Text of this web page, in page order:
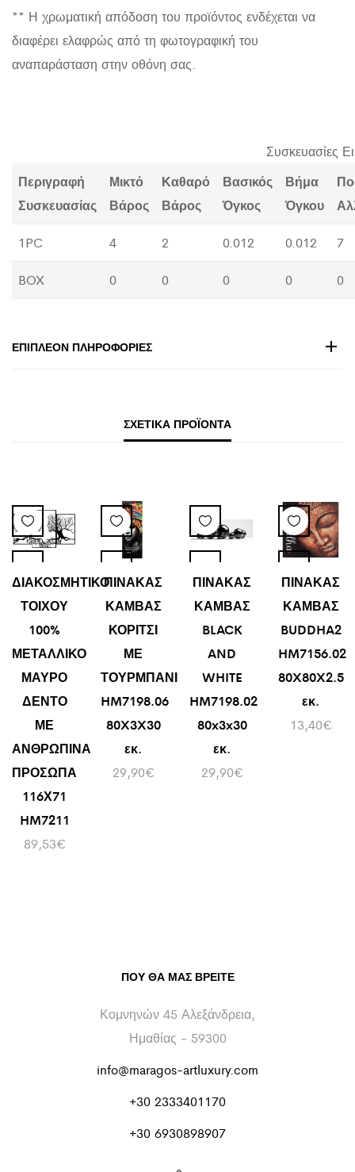
** Η χρωματική απόδοση του προϊόντος ενδέχεται να
διαφέρει ελαφρώς από τη φωτογραφική του
αναπαράσταση στην οθόνη σας.
Συσκευασίες
Περιγραφή
Συσκευασίας
Μικτό
Βάρος
Καθαρό
Βάρος
Βασικός
Όγκος
Βήμα
Όγκου
1PC 4 2 0.012 0.012 7
BOX 0 0 0 0 0
ΕΠΙΠΛΈΟΝ ΠΛΗΡΟΦΟΡΊΕΣ
ΣΧΕΤΙΚΆ ΠΡΟΪΌΝΤΑ
ΔΙΑΚΟΣΜΗΤΙΚΟ
ΤΟΙΧΟΥ
100%
ΜΕΤΑΛΛΙΚΟ
ΜΑΥΡΟ
ΔΕΝΤΟ
ΜΕ
ΑΝΘΡΩΠΙΝΑ
ΠΡΟΣΩΠΑ
116Χ71
HM7211
89,53€
ΠΙΝΑΚΑΣ
ΚΑΜΒΑΣ
ΚΟΡΙΤΣΙ
ΜΕ
ΤΟΥΡΜΠΑΝΙ
HM7198.06
80X3X30
εκ.
29,90€
ΠΙΝΑΚΑΣ
ΚΑΜΒΑΣ
BLACK
AND
WHITE
HM7198.02
80x3x30
εκ.
29,90€
ΠΙΝΑΚΑΣ
ΚΑΜΒΑΣ
BUDDHA2
HM7156.02
80X80X2.5
εκ.
13,40€
ΠΟΥ ΘΑ ΜΑΣ ΒΡΕΊΤΕ
Κομνηνών 45 Αλεξάνδρεια,
Ημαθίας - 59300
info@maragos-artluxury.com
+30 2333401170
+30 6930898907